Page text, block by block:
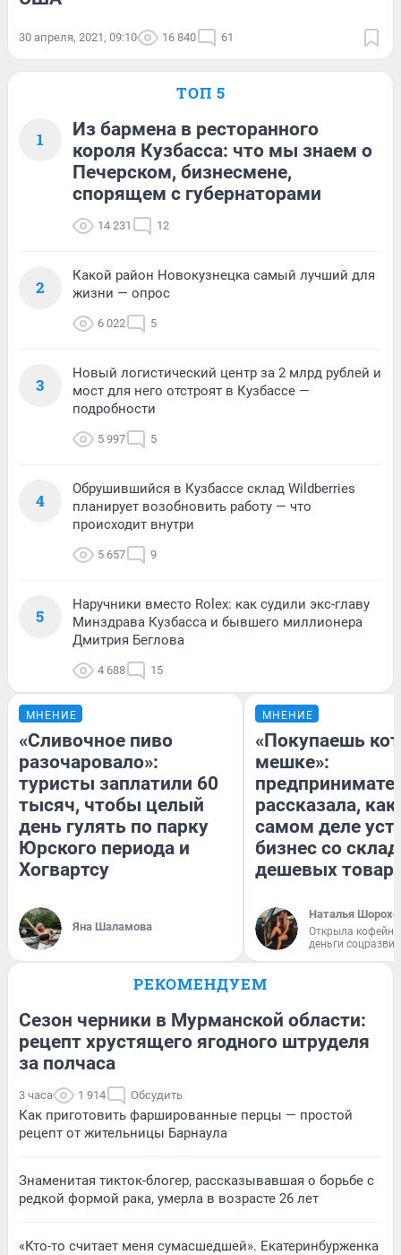
30 апреля, 2021, 09:10 16 840 61
ТОП 5
1
Из бармена в ресторанного
короля Кузбасса: что мы знаем о
Печерском, бизнесмене,
спорящем с губернаторами
14 231 12
2
Какой район Новокузнецка самый лучший для
жизни — опрос
6 022 5
3
Новый логистический центр за 2 млрд рублей и
мост для него отстроят в Кузбассе —
подробности
5 997 5
4
Обрушившийся в Кузбассе склад Wildberries
планирует возобновить работу — что
происходит внутри
5 657 9
5
Наручники вместо Rolex: как судили экс-главу
Минздрава Кузбасса и бывшего миллионера
Дмитрия Беглова
4 688 15
МНЕНИЕ
«Сливочное пиво
разочаровало»:
туристы заплатили 60
тысяч, чтобы целый
день гулять по парку
Юрского периода и
Хогвартсу
Яна Шаламова
МНЕНИЕ
«Покупаешь
мешке»:
рассказала, как
самом деле
бизнес со
дешевых
Наталья
Открыла
деньги
РЕКОМЕНДУЕМ
Сезон черники в Мурманской области:
рецепт хрустящего ягодного штруделя
за полчаса
3 часа 1 914 Обсудить
Как приготовить фаршированные перцы — простой
рецепт от жительницы Барнаула
Знаменитая тикток-блогер, рассказывавшая о борьбе с
редкой формой рака, умерла в возрасте 26 лет
«Кто-то считает меня сумасшедшей». Екатеринбурженка